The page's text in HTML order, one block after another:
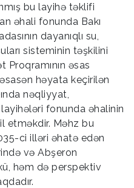
bu layihə təklifi
əhali fonunda Bakı
dayanıqlı su,
sisteminin təşkilini
Proqramının əsas
əsasən həyata keçirilən
nəqliyyat,
fonunda əhalinin
etməkdir. Məhz bu
ci illəri əhatə edən
və Abşeron
həm də perspektiv